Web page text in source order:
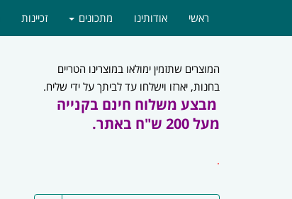
המוצרים שתזמין ימולאו במוצרינו הטריים
בחנות, יארזו וישלחו עד לביתך על ידי שליח.
מבצע משלוח חינם בקנייה
מעל 200 ש"ח באתר.
.
ראשי אודותינו מתכונים זכיינות